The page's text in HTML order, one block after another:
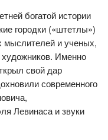
богатой истории
городки («штетлы»)
мыслителей и ученых,
художников. Именно
свой дар
современного
Левинаса и звуки